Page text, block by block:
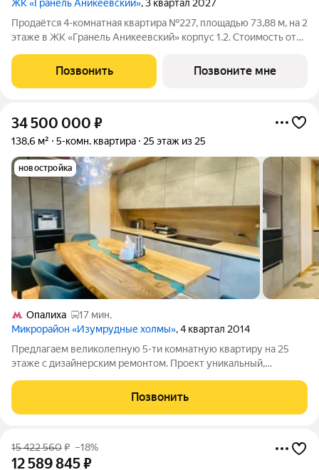
ЖК «Гранель Аникеевский», 3 квартал 2027
Продаётся 4-комнатная квартира №227, площадью 73,88 м, на 2
этаже в ЖК «Гранель Аникеевский» корпус 1.2. Стоимость от
односторонняя, окна во двор. Проект расположился в
экологически чистом районе
Позвонить Позвоните мне
34 500 000 ₽
138,6 м² 5-комн. квартира 25 этаж из 25
новостройка
Опалиха
17 мин.
Микрорайон «Изумрудные холмы», 4 квартал 2014
Предлагаем великолепную 5-ти комнатную квартиру на 25
этаже с дизайнерским ремонтом. Проект уникальный,
очень качественный капитальный ремонт с использованием
материалов премиум класса, с заменой
Позвонить
15 422 560₽ –18%
12 589 845₽